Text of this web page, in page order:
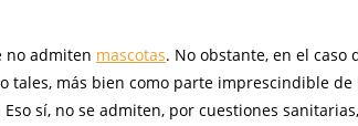
no admiten mascotas. No obstante, en el caso
tales, más bien como parte imprescindible de
sí, no se admiten, por cuestiones